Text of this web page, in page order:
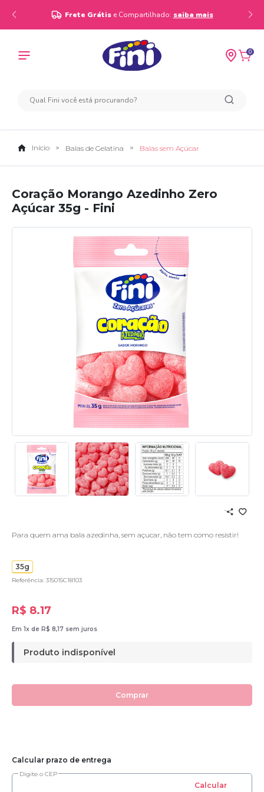
Frete Grátis e Compartilhado: saiba mais
0
Início Balas de Gelatina Balas sem Açúcar
Coração Morango Azedinho Zero
Açúcar 35g - Fini
Para quem ama bala azedinha, sem açucar, não tem como resistir!
35g
Referência: 315015C18103
R$ 8.17
Em 1x de R$ 8,17 sem juros
Produto indisponível
Comprar
Calcular prazo de entrega
Digite o CEP
Calcular